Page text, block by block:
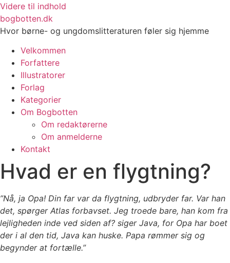
Videre til indhold
bogbotten.dk
Hvor børne- og ungdomslitteraturen føler sig hjemme
Velkommen
Forfattere
Illustratorer
Forlag
Kategorier
Om Bogbotten
Om redaktørerne
Om anmelderne
Kontakt
Hvad er en flygtning?
”Nå, ja Opa! Din far var da flygtning, udbryder far. Var han
det, spørger Atlas forbavset. Jeg troede bare, han kom fra
lejligheden inde ved siden af? siger Java, for Opa har boet
der i al den tid, Java kan huske. Papa rømmer sig og
begynder at fortælle.”